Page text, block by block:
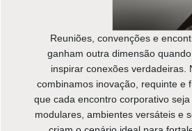
Reuniões, convenções e
ganham outra dimensão
inspirar conexões verdadeiras.
combinamos inovação, requinte e
que cada encontro corporativo
modulares, ambientes versáteis e